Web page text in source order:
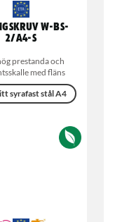
W-BS-
2/A4-S
prestanda och
med fläns
syrafast stål A4